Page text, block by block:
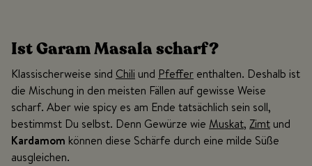
Ist Garam Masala scharf?
Klassischerweise sind Chili und Pfeffer enthalten. Deshalb ist
die Mischung in den meisten Fällen auf gewisse Weise
scharf. Aber wie spicy es am Ende tatsächlich sein soll,
bestimmst Du selbst. Denn Gewürze wie Muskat, Zimt und
Kardamom können diese Schärfe durch eine milde Süße
ausgleichen.